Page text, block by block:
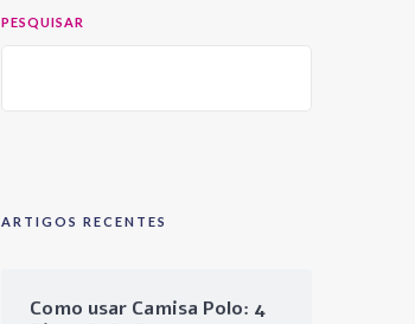
PESQUISAR
ARTIGOS RECENTES
Como usar Camisa Polo: 4